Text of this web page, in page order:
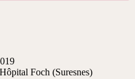
Foch (Suresnes)